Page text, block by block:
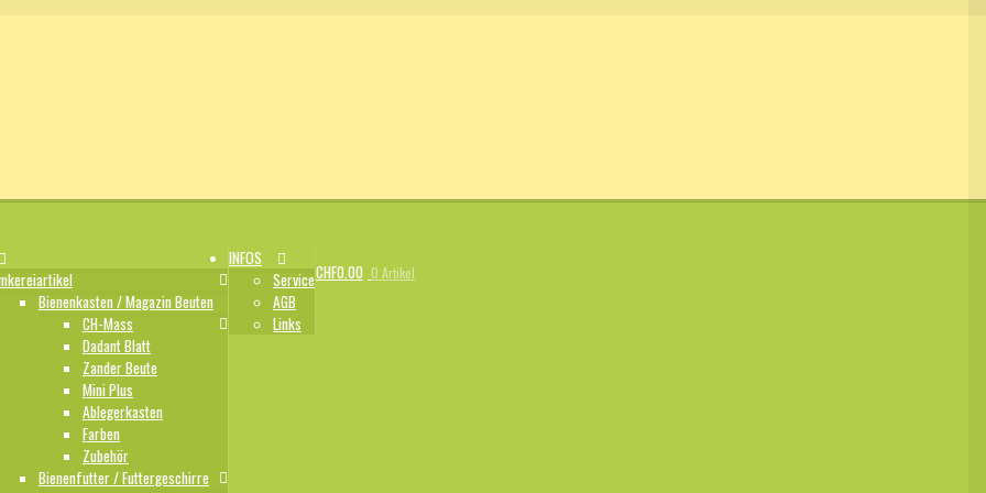
Bienenkasten / Magazin Beuten
CH-Mass
Dadant Blatt
Zander Beute
Mini Plus
Ablegerkasten
Farben
Zubehör
Bienenfutter / Futtergeschirre
INFOS
Service
AGB
Links
CHF0.00 0 Artikel